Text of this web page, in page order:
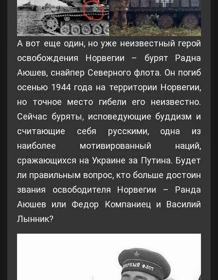
А вот еще один, но уже неизвестный герой
освобождения Норвегии – бурят Радна
Аюшев, снайпер Северного флота. Он погиб
осенью 1944 года на территории Норвегии,
но точное место гибели его неизвестно.
Сейчас буряты, исповедующие буддизм и
считающие себя русскими, одна из
наиболее мотивированный наций,
сражающихся на Украине за Путина. Будет
ли правильным вопрос, кто больше достоин
звания освободителя Норвегии – Ранда
Аюшев или Федор Компаниец и Василий
Лынник?